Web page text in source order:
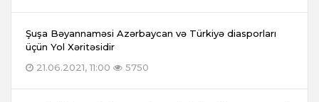
Şuşa Bəyannaməsi Azərbaycan və Türkiyə diasporları
üçün Yol Xəritəsidir
21.06.2021, 11:00
5750